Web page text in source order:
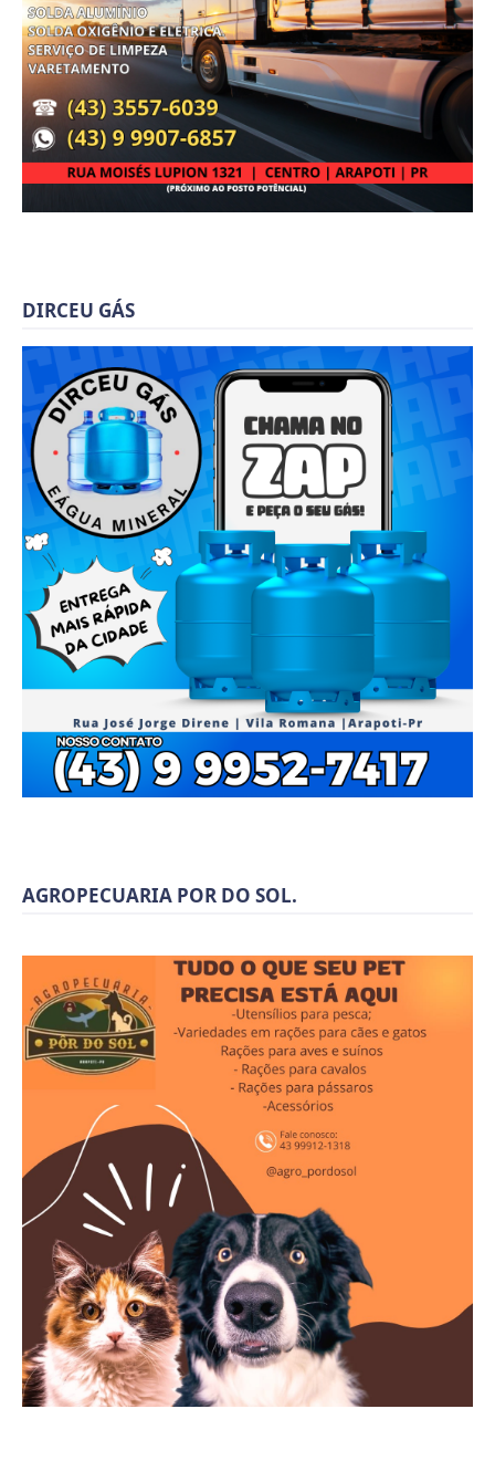
DIRCEU GÁS
AGROPECUARIA POR DO SOL.